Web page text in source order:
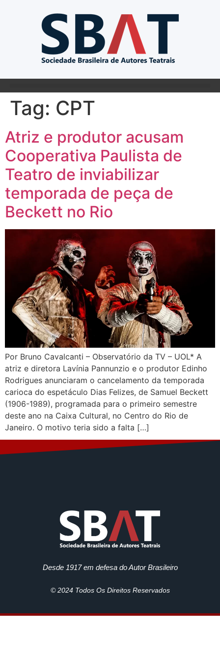
Tag: CPT
Atriz e produtor acusam
Cooperativa Paulista de
Teatro de inviabilizar
temporada de peça de
Beckett no Rio
Por Bruno Cavalcanti – Observatório da TV – UOL* A
atriz e diretora Lavínia Pannunzio e o produtor Edinho
Rodrigues anunciaram o cancelamento da temporada
carioca do espetáculo Dias Felizes, de Samuel Beckett
(1906-1989), programada para o primeiro semestre
deste ano na Caixa Cultural, no Centro do Rio de
Janeiro. O motivo teria sido a falta […]
Desde 1917 em defesa do Autor Brasileiro
© 2024 Todos Os Direitos Reservados